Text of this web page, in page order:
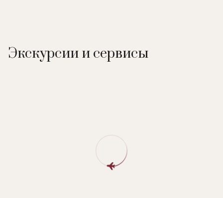
Расположение:у подножия горнолыжных склонов, в
ресторан 'Le Chabichou' (имеет 2 звезды гида
'Мишлен'. Шеф-повар - Мишель Рошеди.), бар, SPA-центр,
фитнес-центр, конференц-зал.
Экскурсии и сервисы